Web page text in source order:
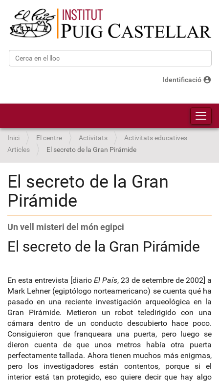
Cerca
Identificació account_circle
Inici El centre Activitats
Activitats educatives
Articles
El secreto de la Gran Pirámide
El secreto de la Gran
Pirámide
Un vell misteri del món egipci
El secreto de la Gran Pirámide
En esta entrevista [diario El País, 23 de setembre de 2002] a
Mark Lehner (egiptólogo norteamericano) se cuenta qué ha
pasado en una reciente investigación arqueológica en la
Gran Pirámide. Metieron un robot teledirigido con una
cámara dentro de un conducto descubierto hace poco.
Consiguieron que franqueara una puerta, pero luego se
dieron cuenta de que unos metros había otra puerta
perfectamente tallada. Ahora tienen muchos más enigmas,
pero los investigadores están contentos, porque si el
interior está tan protegido, eso quiere decir que hay algo